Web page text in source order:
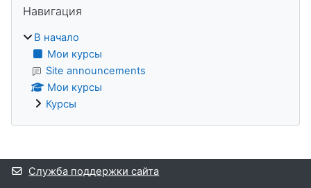
Навигация
В начало
Мои курсы
Site announcements
Мои курсы
Курсы
Дополнительные блоки
Служба поддержки сайта